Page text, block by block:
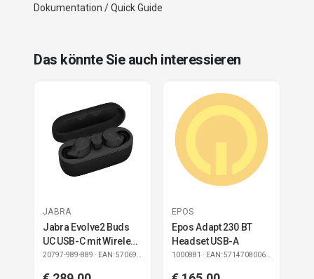
Dokumentation / Quick Guide
Das könnte Sie auch interessieren
JABRA
Jabra Evolve2 Buds
UC USB-C mit Wireless
Charging Pad
20797-989-889 · EAN: 5706991026610
EPOS
Epos Adapt 230 BT
Headset USB-A
1000881 · EAN: 5714708006831